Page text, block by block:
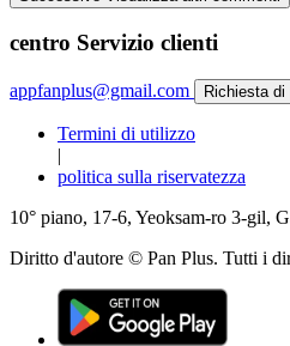
centro Servizio clienti
appfanplus@gmail.com Richiesta
Termini di utilizzo
|
politica sulla riservatezza
10° piano, 17-6, Yeoksam-ro 3-gil,
Diritto d'autore © Pan Plus. Tutti i